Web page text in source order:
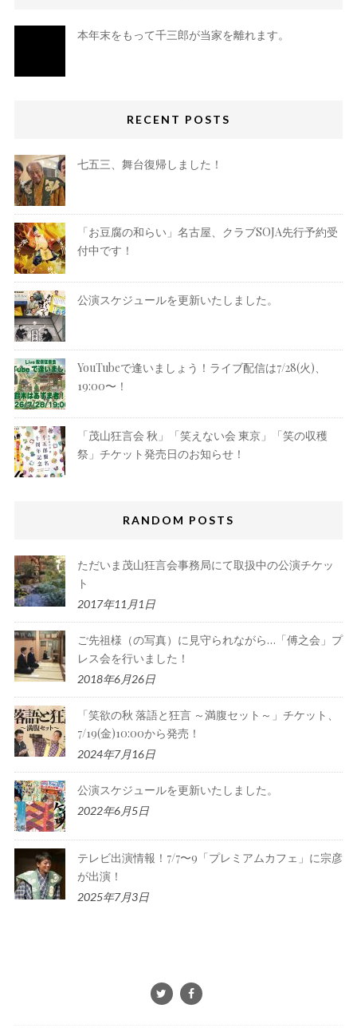
本年末をもって千三郎が当家を離れます。
RECENT POSTS
七五三、舞台復帰しました！
「お豆腐の和らい」名古屋、クラブSOJA先行予約受
付中です！
公演スケジュールを更新いたしました。
YouTubeで逢いましょう！ライブ配信は7/28(火)、
19:00〜！
「茂山狂言会 秋」「笑えない会 東京」「笑の収穫
祭」チケット発売日のお知らせ！
RANDOM POSTS
ただいま茂山狂言会事務局にて取扱中の公演チケッ
ト
2017年11月1日
ご先祖様（の写真）に見守られながら…「傅之会」プ
レス会を行いました！
2018年6月26日
「笑欲の秋 落語と狂言 ～満腹セット～」チケット、
7/19(金)10:00から発売！
2024年7月16日
公演スケジュールを更新いたしました。
2022年6月5日
テレビ出演情報！7/7〜9「プレミアムカフェ」に宗彦
が出演！
2025年7月3日